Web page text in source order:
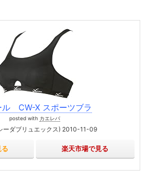
ル CW-X スポーツブラ
posted with カエレバ
ーダブリュエックス) 2010-11-09
楽天市場で見る